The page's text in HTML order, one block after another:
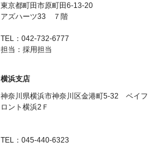
東京都町田市原町田6-13-20
アズハーツ33 ７階
TEL：042-732-6777
担当：採用担当
横浜支店
神奈川県横浜市神奈川区金港町5‐32 ベイフ
ロント横浜2Ｆ
TEL：045-440-6323